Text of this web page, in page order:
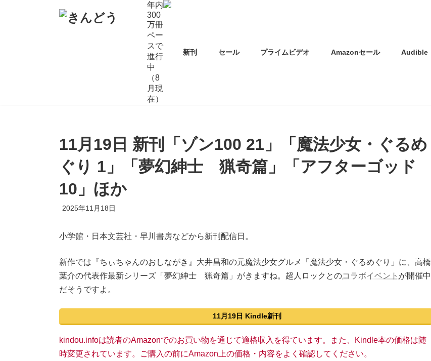
年内
300
万冊
ペー
スで
進行
中
（8
月現
在）
新刊 セール プライムビデオ Amazonセール Audible
11月19日 新刊「ゾン100 21」「魔法少女・ぐるめ
ぐり 1」「夢幻紳士 猟奇篇」「アフターゴッド
10」ほか
2025年11月18日
小学館・日本文芸社・早川書房などから新刊配信日。
新作では『ちぃちゃんのおしながき』大井昌和の元魔法少女グルメ「魔法少女・ぐるめぐり」に、高橋
葉介の代表作最新シリーズ「夢幻紳士 猟奇篇」がきますね。超人ロックとのコラボイベント が開催中
だそうですよ。
11月19日 Kindle新刊
kindou.infoは読者のAmazonでのお買い物を通じて適格収入を得ています。また、Kindle本の価格は随
時変更されています。ご購入の前にAmazon上の価格・内容をよく確認してください。